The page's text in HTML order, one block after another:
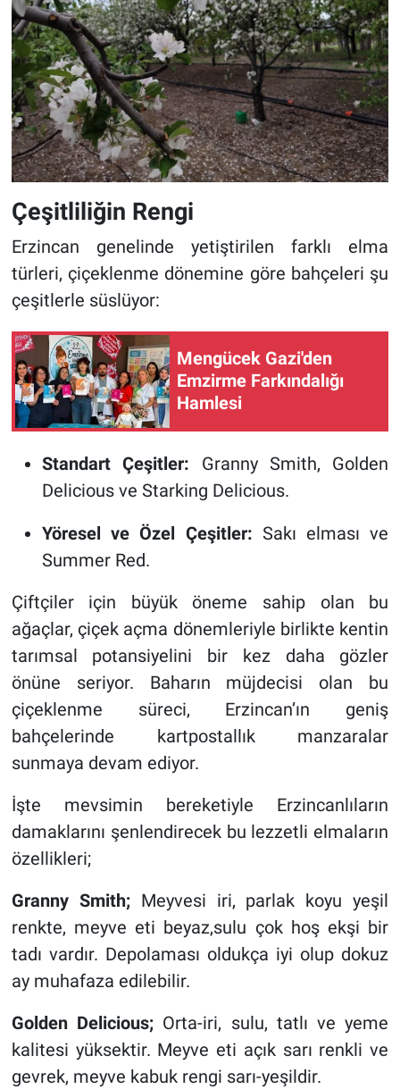
Çeşitliliğin Rengi
Erzincan genelinde yetiştirilen farklı elma
türleri, çiçeklenme dönemine göre bahçeleri şu
çeşitlerle süslüyor:
Mengücek Gazi'den
Emzirme Farkındalığı
Hamlesi
Standart Çeşitler: Granny Smith, Golden
Delicious ve Starking Delicious.
Yöresel ve Özel Çeşitler: Sakı elması ve
Summer Red.
Çiftçiler için büyük öneme sahip olan bu
ağaçlar, çiçek açma dönemleriyle birlikte kentin
tarımsal potansiyelini bir kez daha gözler
önüne seriyor. Baharın müjdecisi olan bu
çiçeklenme süreci, Erzincan’ın geniş
bahçelerinde kartpostallık manzaralar
sunmaya devam ediyor.
İşte mevsimin bereketiyle Erzincanlıların
damaklarını şenlendirecek bu lezzetli elmaların
özellikleri;
Granny Smith; Meyvesi iri, parlak koyu yeşil
renkte, meyve eti beyaz,sulu çok hoş ekşi bir
tadı vardır. Depolaması oldukça iyi olup dokuz
ay muhafaza edilebilir.
Golden Delicious; Orta-iri, sulu, tatlı ve yeme
kalitesi yüksektir. Meyve eti açık sarı renkli ve
gevrek, meyve kabuk rengi sarı-yeşildir.